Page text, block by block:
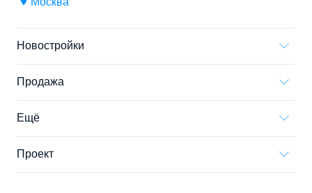
Новостройки
Продажа
Ещё
Проект